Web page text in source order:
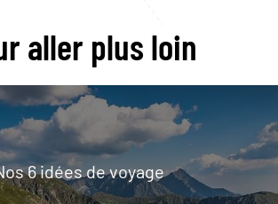
aller plus loin
6 idées de voyage